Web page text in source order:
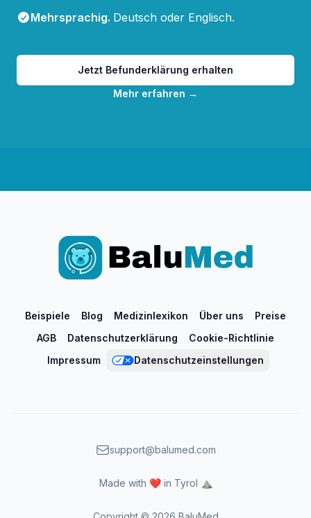
Mehrsprachig. Deutsch oder Englisch.
Jetzt Befunderklärung erhalten
Mehr erfahren →
Beispiele Blog Medizinlexikon Über uns
Preise
AGB
Datenschutzerklärung
Cookie-Richtlinie
Impressum
Datenschutzeinstellungen
support@balumed.com
Made with ❤️ in Tyrol ⛰️